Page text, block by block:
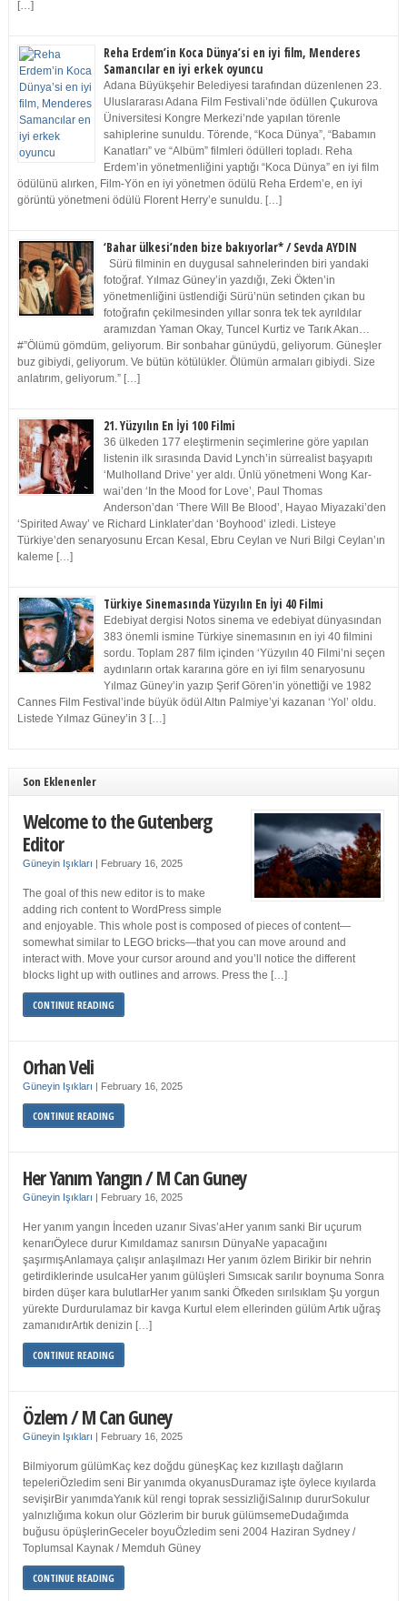
[…]
Reha Erdem’in Koca Dünya’si en iyi film, Menderes
Samancılar en iyi erkek oyuncu
Adana Büyükşehir Belediyesi tarafından düzenlenen 23.
Uluslararası Adana Film Festivali’nde ödüllen Çukurova
Üniversitesi Kongre Merkezi’nde yapılan törenle
sahiplerine sunuldu. Törende, “Koca Dünya”, “Babamın
Kanatları” ve “Albüm” filmleri ödülleri topladı. Reha
Erdem’in yönetmenliğini yaptığı “Koca Dünya” en iyi film
ödülünü alırken, Film-Yön en iyi yönetmen ödülü Reha Erdem’e, en iyi
görüntü yönetmeni ödülü Florent Herry’e sunuldu. […]
‘Bahar ülkesi’nden bize bakıyorlar* / Sevda AYDIN
Sürü filminin en duygusal sahnelerinden biri yandaki
fotoğraf. Yılmaz Güney’in yazdığı, Zeki Ökten’in
yönetmenliğini üstlendiği Sürü’nün setinden çıkan bu
fotoğrafın çekilmesinden yıllar sonra tek tek ayrıldılar
aramızdan Yaman Okay, Tuncel Kurtiz ve Tarık Akan…
#”Ölümü gömdüm, geliyorum. Bir sonbahar günüydü, geliyorum. Güneşler
buz gibiydi, geliyorum. Ve bütün kötülükler. Ölümün armaları gibiydi. Size
anlatırım, geliyorum.” […]
21. Yüzyılın En İyi 100 Filmi
36 ülkeden 177 eleştirmenin seçimlerine göre yapılan
listenin ilk sırasında David Lynch’in sürrealist başyapıtı
‘Mulholland Drive’ yer aldı. Ünlü yönetmeni Wong Kar-
wai’den ‘In the Mood for Love’, Paul Thomas
Anderson’dan ‘There Will Be Blood’, Hayao Miyazaki’den
‘Spirited Away’ ve Richard Linklater’dan ‘Boyhood’ izledi. Listeye
Türkiye’den senaryosunu Ercan Kesal, Ebru Ceylan ve Nuri Bilgi Ceylan’ın
kaleme […]
Türkiye Sinemasında Yüzyılın En İyi 40 Filmi
Edebiyat dergisi Notos sinema ve edebiyat dünyasından
383 önemli ismine Türkiye sinemasının en iyi 40 filmini
sordu. Toplam 287 film içinden ‘Yüzyılın 40 Filmi’ni seçen
aydınların ortak kararına göre en iyi film senaryosunu
Yılmaz Güney’in yazıp Şerif Gören’in yönettiği ve 1982
Cannes Film Festival’inde büyük ödül Altın Palmiye’yi kazanan ‘Yol’ oldu.
Listede Yılmaz Güney’in 3 […]
Son Eklenenler
Welcome to the Gutenberg
Editor
Güneyin Işıkları | February 16, 2025
The goal of this new editor is to make
adding rich content to WordPress simple
and enjoyable. This whole post is composed of pieces of content—
somewhat similar to LEGO bricks—that you can move around and
interact with. Move your cursor around and you’ll notice the different
blocks light up with outlines and arrows. Press the […]
CONTINUE READING
Orhan Veli
Güneyin Işıkları | February 16, 2025
CONTINUE READING
Her Yanım Yangın / M Can Guney
Güneyin Işıkları | February 16, 2025
Her yanım yangın İnceden uzanır Sivas’aHer yanım sanki Bir uçurum
kenarıÖylece durur Kımıldamaz sanırsın DünyaNe yapacağını
şaşırmışAnlamaya çalışır anlaşılmazı Her yanım özlem Birikir bir nehrin
getirdiklerinde usulcaHer yanım gülüşleri Sımsıcak sarılır boynuma Sonra
birden düşer kara bulutlarHer yanım sanki Öfkeden sırılsıklam Şu yorgun
yürekte Durdurulamaz bir kavga Kurtul elem ellerinden gülüm Artık uğraş
zamanıdırArtık denizin […]
CONTINUE READING
Özlem / M Can Guney
Güneyin Işıkları | February 16, 2025
Bilmiyorum gülümKaç kez doğdu güneşKaç kez kızıllaştı dağların
tepeleriÖzledim seni Bir yanımda okyanusDuramaz işte öylece kıyılarda
sevişirBir yanımdaYanık kül rengi toprak sessizliğiSalınıp dururSokulur
yalnızlığıma kokun olur Gözlerim bir buruk gülümsemeDudağımda
buğusu öpüşlerinGeceler boyuÖzledim seni 2004 Haziran Sydney /
Toplumsal Kaynak / Memduh Güney
CONTINUE READING